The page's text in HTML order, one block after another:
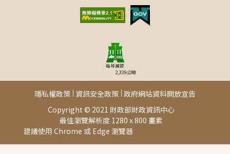
每年減碳
2,339公噸
Copyright © 2021 財政部財政資訊中心
最佳瀏覽解析度 1280 x 800 畫素
建議使用 Chrome 或 Edge 瀏覽器此頁面由[AP03]提供
隱私權政策 資訊安全政策 政府網站資料開放宣告